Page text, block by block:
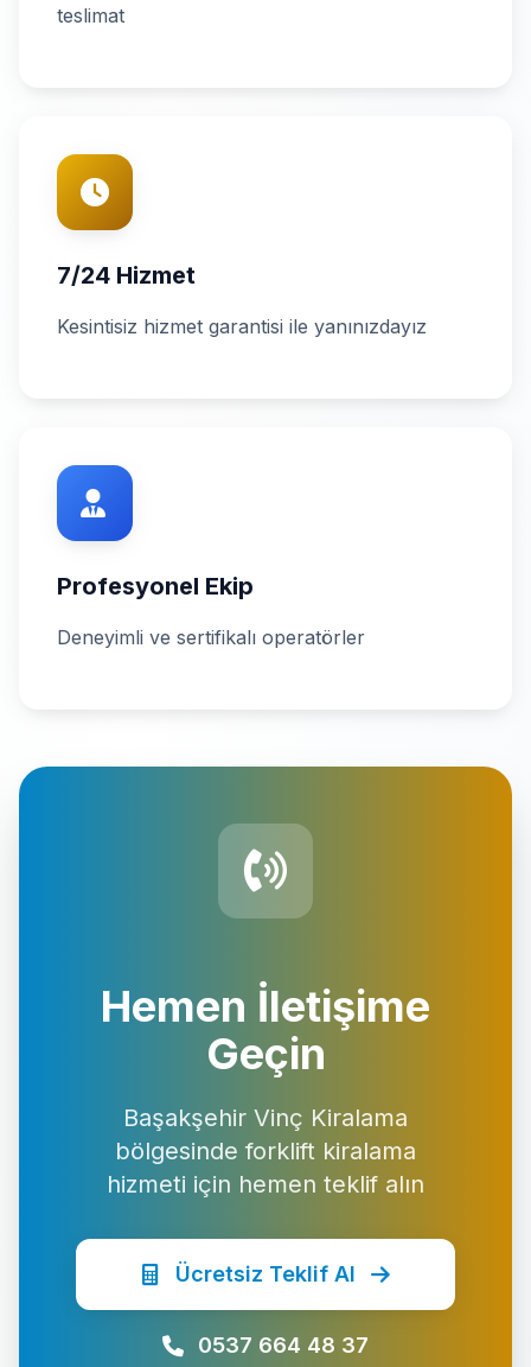
teslimat
7/24 Hizmet
Kesintisiz hizmet garantisi ile yanınızdayız
Profesyonel Ekip
Deneyimli ve sertifikalı operatörler
Hemen İletişime
Geçin
Başakşehir Vinç Kiralama
bölgesinde forklift kiralama
hizmeti için hemen teklif alın
Ücretsiz Teklif Al
0537 664 48 37